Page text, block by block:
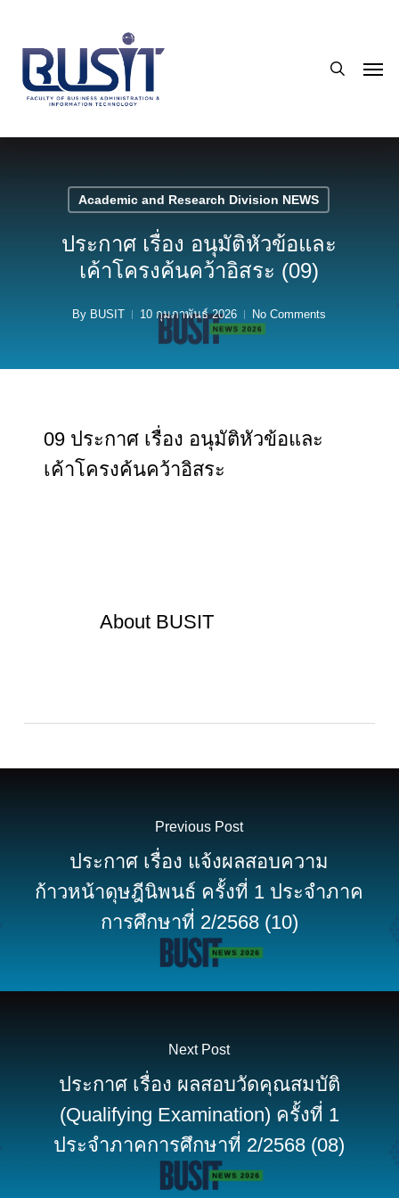
main
content
Academic and Research Division NEWS
ประกาศ เรื่อง อนุมัติหัวข้อและ
เค้าโครงค้นคว้าอิสระ (09)
By BUSIT 10 กุมภาพันธ์ 2026 No Comments
09 ประกาศ เรื่อง อนุมัติหัวข้อและ
เค้าโครงค้นคว้าอิสระ
AboutBUSIT
Previous Post
ประกาศ เรื่อง แจ้งผลสอบความ
ก้าวหน้าดุษฎีนิพนธ์ ครั้งที่ 1 ประจำภาค
การศึกษาที่ 2/2568 (10)
Next Post
ประกาศ เรื่อง ผลสอบวัดคุณสมบัติ
(Qualifying Examination) ครั้งที่ 1
ประจำภาคการศึกษาที่ 2/2568 (08)